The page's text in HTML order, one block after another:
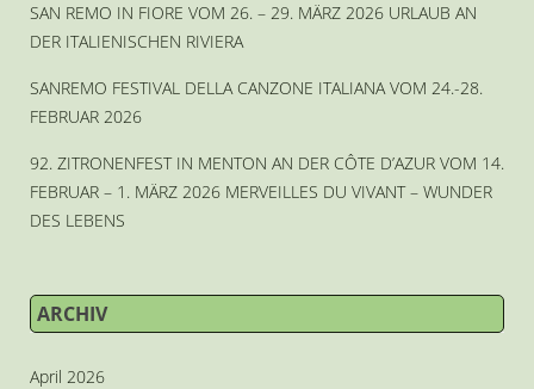
SAN REMO IN FIORE VOM 26. – 29. MÄRZ 2026 URLAUB AN
DER ITALIENISCHEN RIVIERA
SANREMO FESTIVAL DELLA CANZONE ITALIANA VOM 24.-28.
FEBRUAR 2026
92. ZITRONENFEST IN MENTON AN DER CÔTE D’AZUR VOM 14.
FEBRUAR – 1. MÄRZ 2026 MERVEILLES DU VIVANT – WUNDER
DES LEBENS
ARCHIV
April 2026